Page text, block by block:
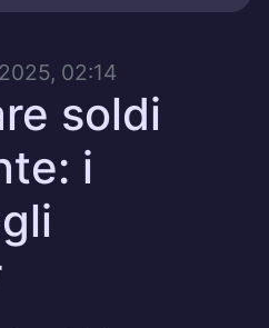
02:14
soldi
i